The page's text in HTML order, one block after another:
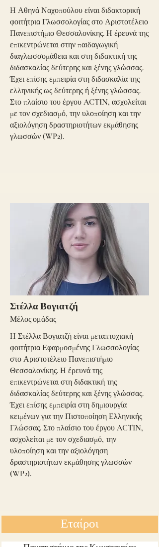
Η Αθηνά Ναχοπούλου είναι διδακτορική
φοιτήτρια Γλωσσολογίας στο Αριστοτέλειο
Πανεπιστήμιο Θεσσαλονίκης. Η έρευνά της
επικεντρώνεται στην παιδαγωγική
διαγλωσσομάθεια και στη διδακτική της
διδασκαλίας δεύτερης και ξένης γλώσσας.
Έχει επίσης εμπειρία στη διδασκαλία της
ελληνικής ως δεύτερης ή ξένης γλώσσας.
Στο πλαίσιο του έργου ACTIN, ασχολείται
με τον σχεδιασμό, την υλοποίηση και την
αξιολόγηση δραστηριοτήτων εκμάθησης
γλωσσών (WP2).
Στέλλα Βογιατζή
Μέλος ομάδας
Η Στέλλα Βογιατζή είναι μεταπτυχιακή
φοιτήτρια Εφαρμοσμένης Γλωσσολογίας
στο Αριστοτέλειο Πανεπιστήμιο
Θεσσαλονίκης. Η έρευνά της
επικεντρώνεται στη διδακτική της
διδασκαλίας δεύτερης και ξένης γλώσσας.
Έχει επίσης εμπειρία στη δημιουργία
κειμένων για την Πιστοποίηση Ελληνικής
Γλώσσας. Στο πλαίσιο του έργου ACTIN,
ασχολείται με τον σχεδιασμό, την
υλοποίηση και την αξιολόγηση
δραστηριοτήτων εκμάθησης γλωσσών
(WP2).
Εταίροι